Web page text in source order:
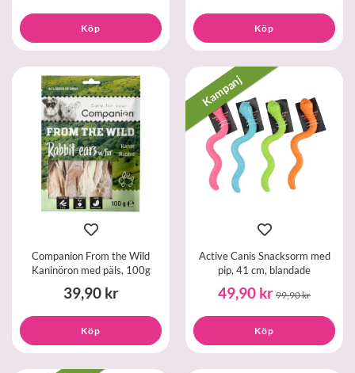
Köp Köp
Companion From the Wild
Kaninöron med päls, 100g
39,90 kr
Köp
Kampanj
Active Canis Snacksorm med
pip, 41 cm, blandade
49,90 kr 99,90 kr
Köp